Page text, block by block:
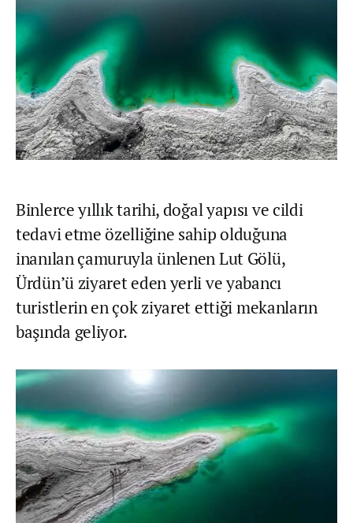
Binlerce yıllık tarihi, doğal yapısı ve cildi
tedavi etme özelliğine sahip olduğuna
inanılan çamuruyla ünlenen Lut Gölü,
Ürdün’ü ziyaret eden yerli ve yabancı
turistlerin en çok ziyaret ettiği mekanların
başında geliyor.